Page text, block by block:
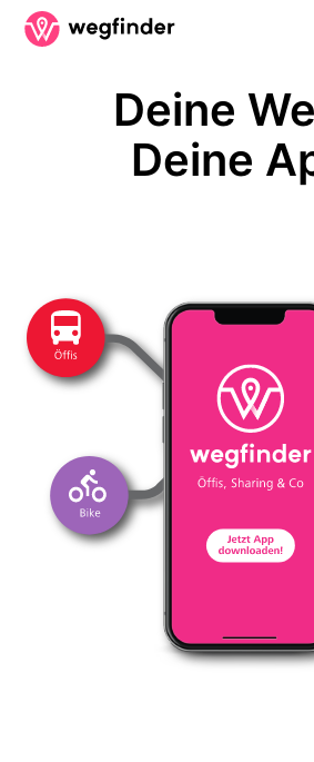
Deine
Deine